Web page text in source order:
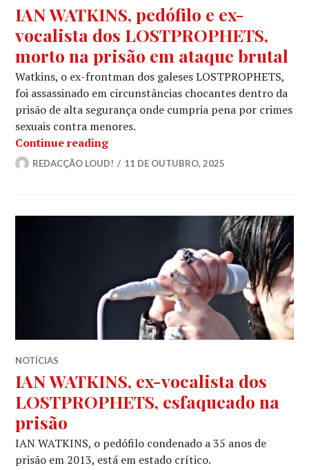
IAN WATKINS, pedófilo e ex-
vocalista dos LOSTPROPHETS,
morto na prisão em ataque brutal
Watkins, o ex-frontman dos galeses LOSTPROPHETS,
foi assassinado em circunstâncias chocantes dentro da
prisão de alta segurança onde cumpria pena por crimes
sexuais contra menores.
Continue readingIAN WATKINS, pedófilo e ex-
REDACÇÃO LOUD! 11 DE OUTUBRO, 2025
NOTÍCIAS
IAN WATKINS, ex-vocalista dos
LOSTPROPHETS, esfaqueado na
prisão
IAN WATKINS, o pedófilo condenado a 35 anos de
prisão em 2013, está em estado crítico.